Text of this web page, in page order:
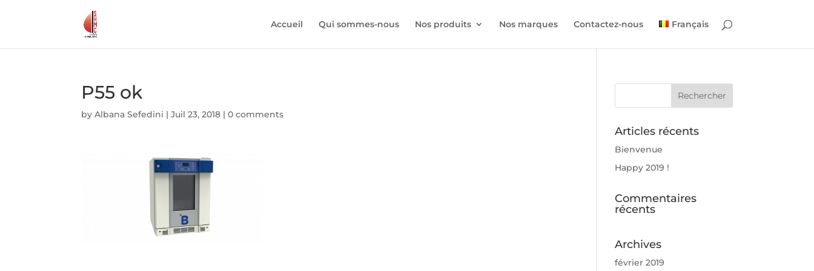
Accueil Qui sommes-nous Nos produits Nos marques Contactez-nous Français
P55 ok
byAlbana Sefedini |Juil 23, 2018 |0 comments
Articles récents
Bienvenue
Happy 2019 !
Commentaires
récents
Archives
février 2019